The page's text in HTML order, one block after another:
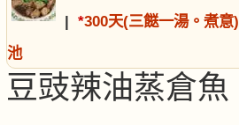
| *300天(三餸一湯。煮意)
池
豆豉辣油蒸倉魚